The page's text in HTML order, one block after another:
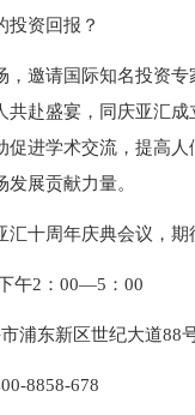
投资回报？
，邀请国际知名投资
共赴盛宴，同庆亚汇
促进学术交流，提高
展贡献力量。
汇十周年庆典会议，期
午2：00—5：00
浦东新区世纪大道88
8858-678